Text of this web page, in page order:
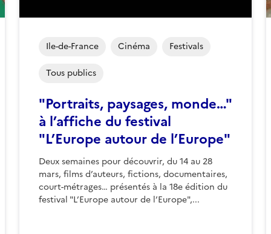
"Portraits, paysages, monde…"
à l’affiche du festival
"L’Europe autour de l’Europe"
Deux semaines pour découvrir, du 14 au 28
mars, films d’auteurs, fictions, documentaires,
court-métrages… présentés à la 18e édition du
festival "L’Europe autour de l’Europe",...
Ile-de-France Cinéma Festivals
Tous publics